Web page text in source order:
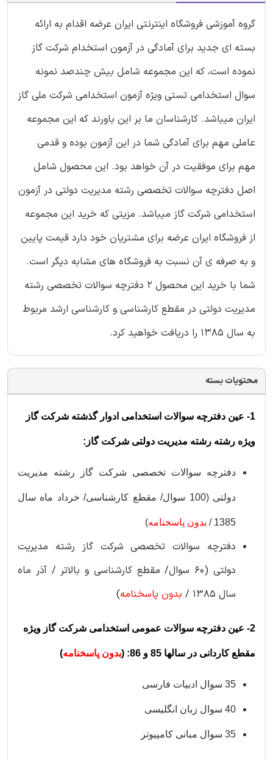
گروه آموزشی فروشگاه اینترنتی ایران عرضه اقدام به ارائه
بسته ای جدید برای آمادگی در آزمون استخدام شرکت گاز
نموده است، که این مجموعه شامل بیش چندصد نمونه
سوال استخدامی تستی ویژه آزمون استخدامی شرکت ملی گاز
ایران میباشد. کارشناسان ما بر این باورند که این مجموعه
عاملی مهم برای آمادگی شما در این آزمون بوده و قدمی
مهم برای موفقیت در آن خواهد بود. این محصول شامل
اصل دفترچه سوالات تخصصی رشته مدیریت دولتی در آزمون
استخدامی شرکت گاز میباشد. مزیتی که خرید این مجموعه
از فروشگاه ایران عرضه برای مشتریان خود دارد قیمت پایین
و به صرفه ی آن نسبت به فروشگاه های مشابه دیگر است.
شما با خرید این محصول 2 دفترچه سوالات تخصصی رشته
مدیریت دولتی در مقطع کارشناسی و کارشناسی ارشد مربوط
به سال 1385 را دریافت خواهید کرد.
محتویات بسته
1- عین دفترچه سوالات استخدامی ادوار گذشته شرکت گاز
ویژه رشته رشته مدیریت دولتی شرکت گاز:
دفترچه سوالات تخصصی شرکت گاز رشته مدیریت
دولتی (100 سوال/ مقطع کارشناسی/ خرداد ماه سال
1385 / بدون پاسخنامه)
دفترچه سوالات تخصصی شرکت گاز رشته مدیریت
دولتی (60 سوال/ مقطع کارشناسی و بالاتر / آذر ماه
سال 1385 /
بدون پاسخنامه)
2- عین دفترچه سوالات عمومی استخدامی شرکت گاز ویژه
مقطع کاردانی در سالها 85 و 86: ( بدون پاسخنامه)
35 سوال ادبیات فارسی
40 سوال زبان انگلیسی
35 سوال مبانی کامپیوتر